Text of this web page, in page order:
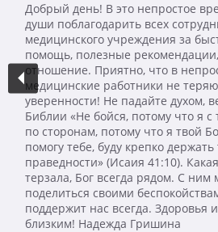
Добрый день! В это непростое
души поблагодарить всех
медицинского учреждения за
помощь, полезные
отношение. Приятно, что в
медицинские работники не
уверенности! Не падайте духом,
Библии «Не бойся, потому что я с
по сторонам, потому что я твой
помогу тебе, буду крепко
праведности» (Исаия 41:10).
терзала, Бог всегда рядом. С
поделиться своими
поддержит нас всегда.
близким! Надежда Гришина